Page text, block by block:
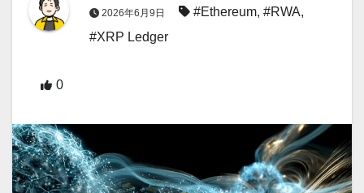
2026年6月9日 #Ethereum, #RWA,
#XRP Ledger
0